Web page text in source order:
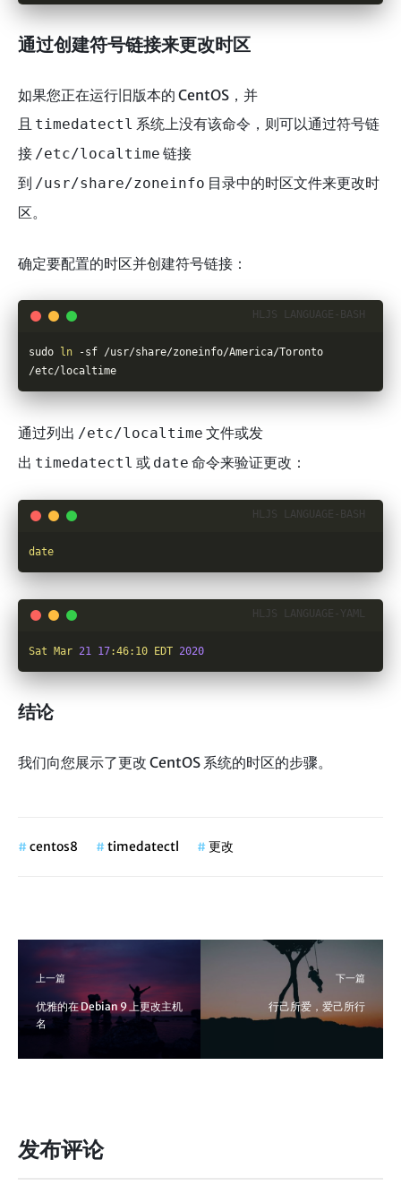
通过创建符号链接来更改时区
如果您正在运行旧版本的 CentOS，并
且 timedatectl 系统上没有该命令，则可以通过符号链
接 /etc/localtime 链接
到 /usr/share/zoneinfo 目录中的时区文件来更改时
区。
确定要配置的时区并创建符号链接：
sudo ln -sf /usr/share/zoneinfo/America/Toronto
/etc/localtime
通过列出 /etc/localtime 文件或发
出 timedatectl 或 date 命令来验证更改：
date
Sat Mar 21 17:46:10 EDT 2020
结论
我们向您展示了更改 CentOS 系统的时区的步骤。
#centos8 #timedatectl #更改
上一篇
优雅的在 Debian 9 上更改主机
名
下一篇
行己所爱，爱己所行
发布评论